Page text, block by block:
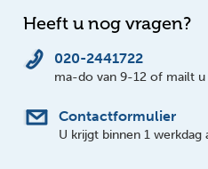
Heeft u nog vragen?
020-2441722
ma-do van 9-12 of mailt
Contactformulier
U krijgt binnen 1 werkdag